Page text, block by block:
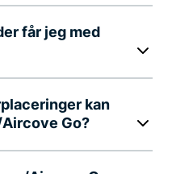
får jeg med
kan
Go?